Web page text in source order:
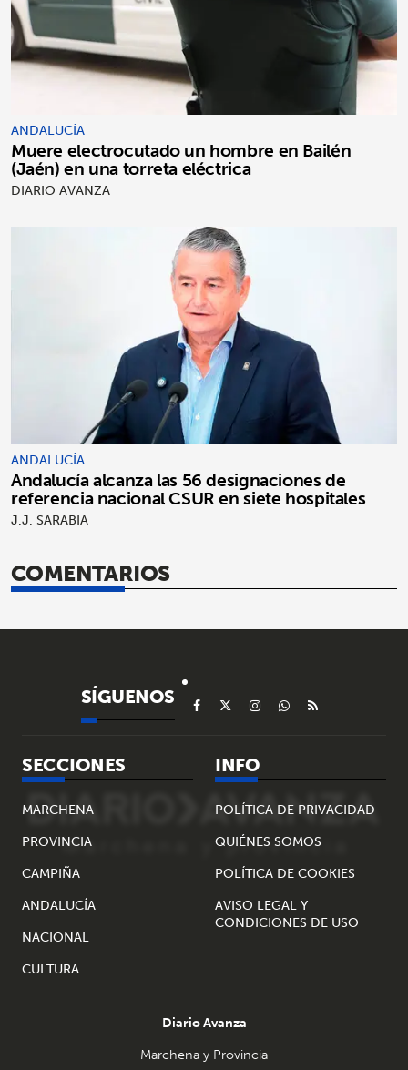
ANDALUCÍA
Muere electrocutado un hombre en Bailén
(Jaén) en una torreta eléctrica
DIARIO AVANZA
ANDALUCÍA
Andalucía alcanza las 56 designaciones de
referencia nacional CSUR en siete hospitales
J.J. SARABIA
COMENTARIOS
SÍGUENOS
SECCIONES
MARCHENA
PROVINCIA
CAMPIÑA
ANDALUCÍA
NACIONAL
CULTURA
INFO
POLÍTICA DE PRIVACIDAD
QUIÉNES SOMOS
POLÍTICA DE COOKIES
AVISO LEGAL Y
CONDICIONES DE USO
Diario Avanza
Marchena y Provincia